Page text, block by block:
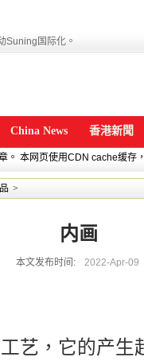
Suning国际化。
China News 香港新聞
。 本网页使用CDN cache缓存
>
内画
本文发布时间: 2022-Apr-09
艺，它的产生